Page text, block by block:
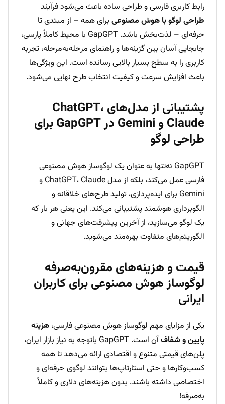
رابط کاربری فارسی و طراحی ساده باعث می‌شود فرآیند
طراحی لوگو با هوش مصنوعی برای همه – از مبتدی تا
حرفه‌ای – لذت‌بخش باشد. GapGPT با محیط کاملاً پارسی،
جابجایی آسان بین گزینه‌ها و راهنمای مرحله‌به‌مرحله، تجربه
کاربری را به سطح بسیار بالایی رسانده است. این ویژگی‌ها
باعث افزایش سرعت و کیفیت انتخاب طرح نهایی می‌شود.
پشتیبانی از مدل‌های ChatGPT،
Claude و Gemini در GapGPT برای
طراحی لوگو
GapGPT نه‌تنها به عنوان یک لوگوساز هوش مصنوعی
فارسی عمل می‌کند، بلکه ازمدل ChatGPT ،Claude
و
Gemini برای ایده‌پردازی، تولید طرح‌های خلاقانه و
الگوبرداری هوشمند پشتیبانی می‌کند. این یعنی هر بار که
یک لوگو می‌سازید، از آخرین پیشرفت‌های جهانی و
الگوریتم‌های متفاوت بهره‌مند می‌شوید.
قیمت و هزینه‌های مقرون‌به‌صرفه
لوگوساز هوش مصنوعی برای کاربران
ایرانی
یکی از مزایای مهم لوگوساز هوش مصنوعی فارسی، هزینه
پایین و شفاف
آن است. GapGPT باتوجه به نیاز بازار ایران،
پلن‌های قیمتی متنوع و اقتصادی ارائه می‌دهد تا همه
کسب‌وکارها و حتی استارتاپ‌ها بتوانند لوگوی حرفه‌ای و
اختصاصی داشته باشند. بدون هزینه‌های دلاری و کاملاً
به‌صرفه!